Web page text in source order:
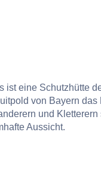
ist eine Schutzhütte
von Bayern das
und Kletterern
Aussicht.